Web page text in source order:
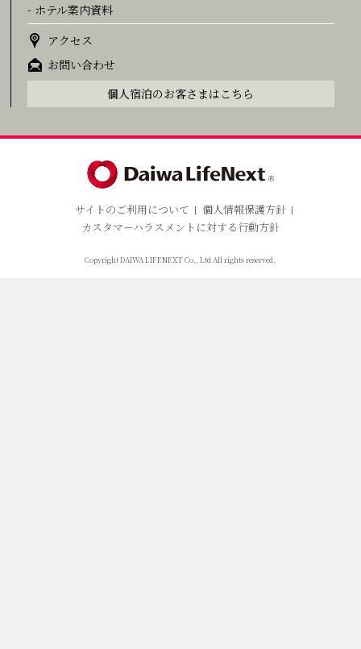
- ホテル案内資料
アクセス
お問い合わせ
個人宿泊のお客さまはこちら
サイトのご利用について
個人情報保護方針
カスタマーハラスメントに対する行動方針
Copyright DAIWA LIFENEXT Co., Ltd All rights reserved.